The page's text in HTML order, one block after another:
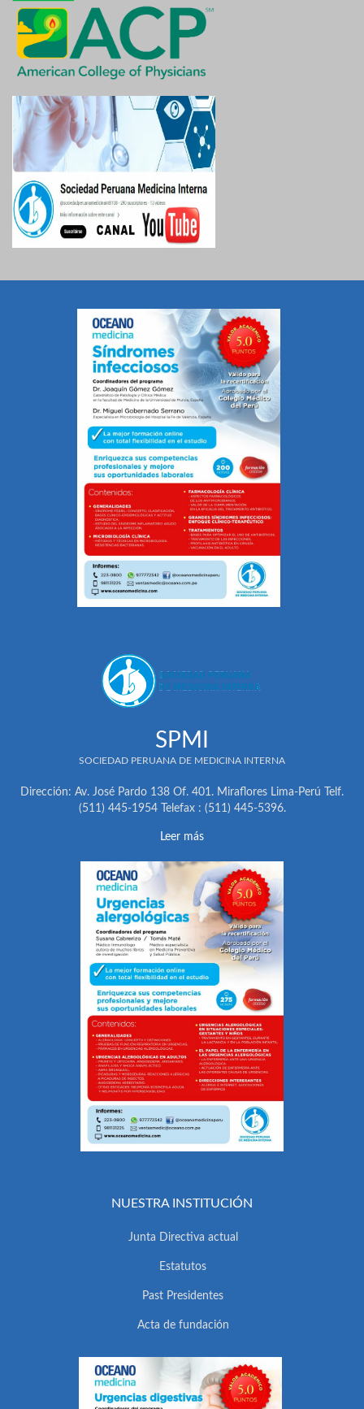
SPMI
SOCIEDAD PERUANA DE MEDICINA INTERNA
Dirección: Av. José Pardo 138 Of. 401. Miraflores Lima-Perú Telf.
(511) 445-1954 Telefax : (511) 445-5396.
Leer más
NUESTRA INSTITUCIÓN
Junta Directiva actual
Estatutos
Past Presidentes
Acta de fundación